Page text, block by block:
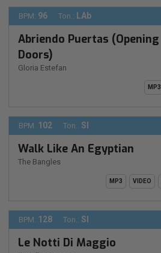
BPM: 96 Ton.: LAb
Abriendo Puertas (Opening
Doors)
Gloria Estefan
MP3
BPM: 102 Ton.: SI
Walk Like An Egyptian
The Bangles
MP3 VIDEO
BPM: 128 Ton.: SI
Le Notti Di Maggio